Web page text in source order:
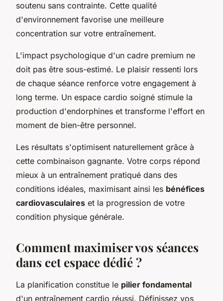
soutenu sans contrainte. Cette qualité
d'environnement favorise une meilleure
concentration sur votre entraînement.
L'impact psychologique d'un cadre premium ne
doit pas être sous-estimé. Le plaisir ressenti lors
de chaque séance renforce votre engagement à
long terme. Un espace cardio soigné stimule la
production d'endorphines et transforme l'effort en
moment de bien-être personnel.
Les résultats s'optimisent naturellement grâce à
cette combinaison gagnante. Votre corps répond
mieux à un entraînement pratiqué dans des
conditions idéales, maximisant ainsi les bénéfices
cardiovasculaires et la progression de votre
condition physique générale.
Comment maximiser vos séances
dans cet espace dédié ?
La planification constitue le pilier fondamental
d'un entraînement cardio réussi. Définissez vos